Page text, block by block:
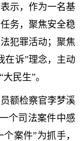
示，作为一名基
务，聚焦安全稳
犯罪活动；聚焦
在诉”理念，主动
民生”。
额检察官李梦溪
个司法案件中感
案件”为抓手，